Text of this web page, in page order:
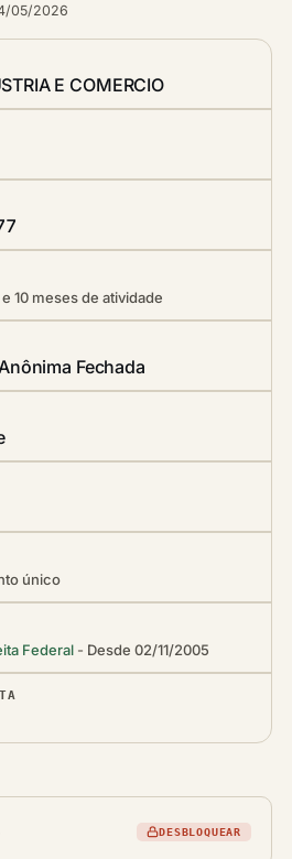
05/2026
E COMERCIO
10 meses de atividade
Fechada
único
Federal Desde 02/11/2005
DESBLOQUEAR